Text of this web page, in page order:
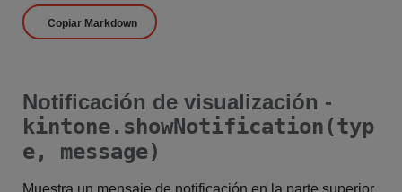
Copiar Markdown
Notificación de visualización -
kintone.showNotification(typ
e, message)
Muestra un mensaje de notificación en la parte superior